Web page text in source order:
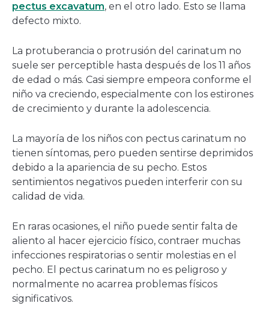
pectus excavatum, en el otro lado. Esto se llama
defecto mixto.
La protuberancia o protrusión del carinatum no
suele ser perceptible hasta después de los 11 años
de edad o más. Casi siempre empeora conforme el
niño va creciendo, especialmente con los estirones
de crecimiento y durante la adolescencia.
La mayoría de los niños con pectus carinatum no
tienen síntomas, pero pueden sentirse deprimidos
debido a la apariencia de su pecho. Estos
sentimientos negativos pueden interferir con su
calidad de vida.
En raras ocasiones, el niño puede sentir falta de
aliento al hacer ejercicio físico, contraer muchas
infecciones respiratorias o sentir molestias en el
pecho. El pectus carinatum no es peligroso y
normalmente no acarrea problemas físicos
significativos.